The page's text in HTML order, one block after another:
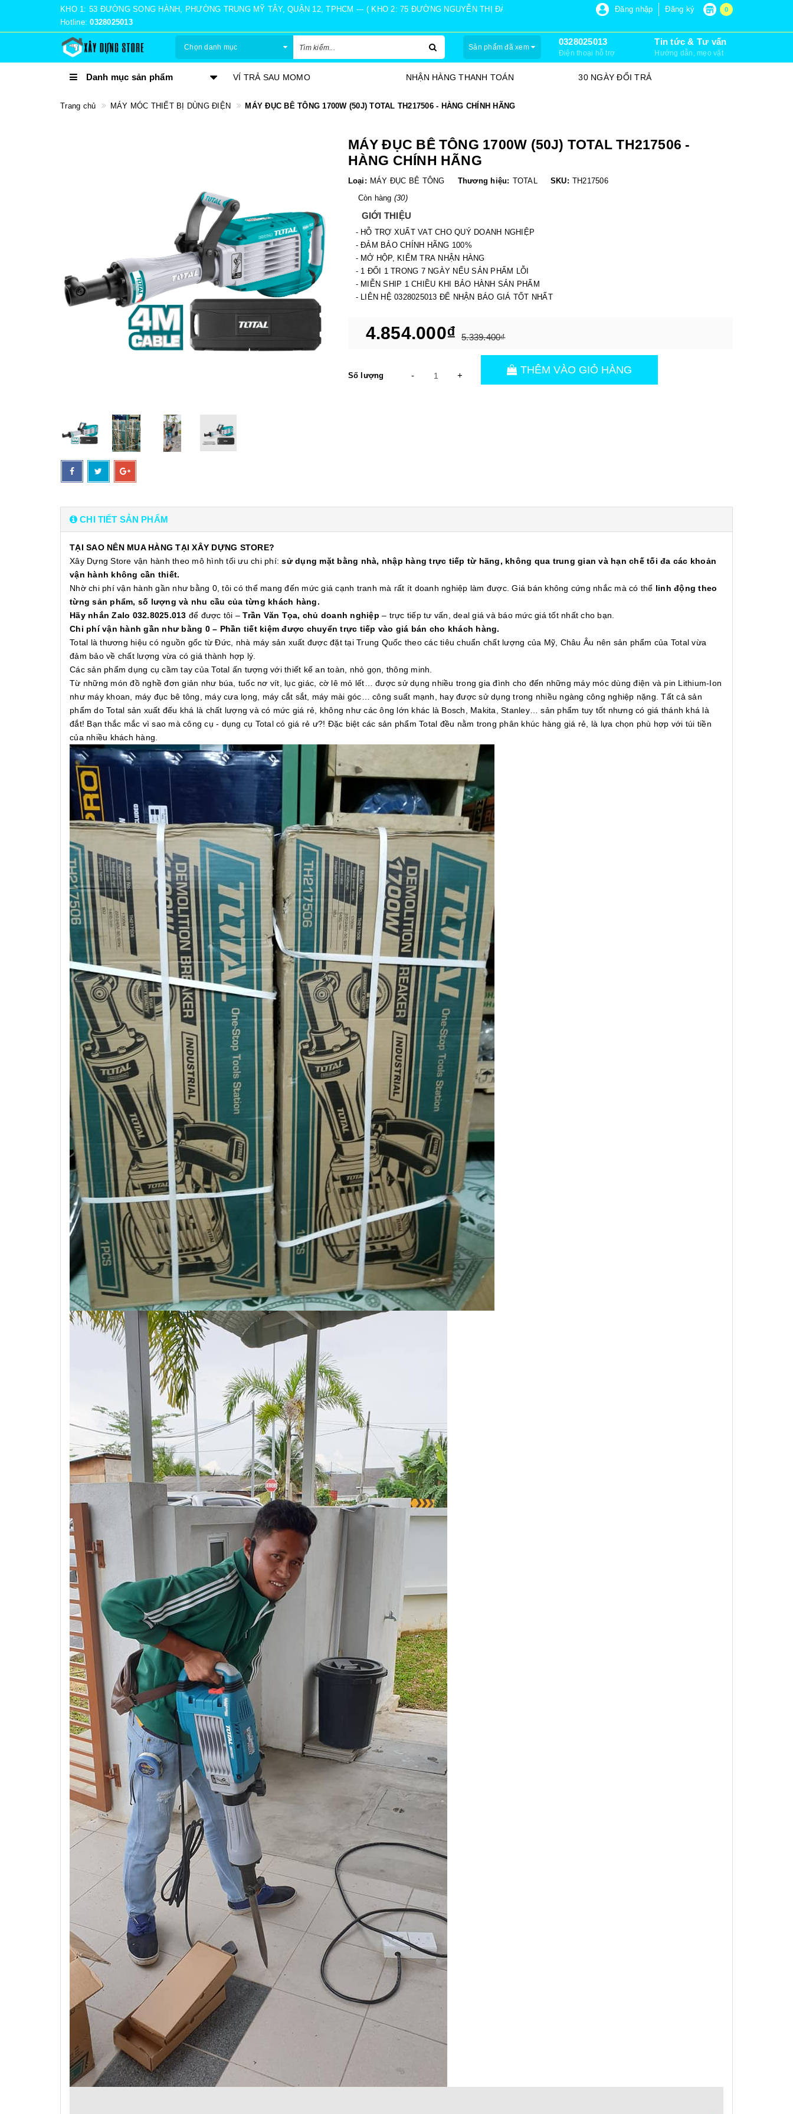
KHO 1: 53 ĐƯỜNG SONG HÀNH, PHƯỜNG TRUNG MỸ TÂY, QUẬN 12, TPHCM --- ( KHO 2: 75 ĐƯỜNG NGUYỄN THỊ ĐÀNH, ẤP 6, XUÂN THỚI SƠN, HÓC MÔN)
Hotline:0328025013
0
Đăng nhập Đăng ký
Chọn danh mục Sản phẩm đã xem
0328025013
Điện thoại hỗ trợ
Tin tức & Tư vấn
Hướng dẫn, mẹo vặt
Danh mục sản phẩm
TRẢ GÓP 0% VÍ TRẢ SAU MOMO NHẬN HÀNG THANH TOÁN 30 NGÀY ĐỔI TRẢ
Trang chủ MÁY MÓC THIẾT BỊ DÙNG ĐIỆN MÁY ĐỤC BÊ TÔNG 1700W (50J) TOTAL TH217506 - HÀNG CHÍNH HÃNG
MÁY ĐỤC BÊ TÔNG 1700W (50J) TOTAL TH217506 -
HÀNG CHÍNH HÃNG
Loại: MÁY ĐỤC BÊ TÔNG Thương hiệu: TOTAL SKU: TH217506
Còn hàng (30)
GIỚI THIỆU
- HỖ TRỢ XUẤT VAT CHO QUÝ DOANH NGHIỆP
- ĐẢM BẢO CHÍNH HÃNG 100%
- MỞ HỘP, KIỂM TRA NHẬN HÀNG
- 1 ĐỔI 1 TRONG 7 NGÀY NẾU SẢN PHẨM LỖI
- MIỄN SHIP 1 CHIỀU KHI BẢO HÀNH SẢN PHẨM
- LIÊN HỆ 0328025013 ĐỂ NHẬN BÁO GIÁ TỐT NHẤT
4.854.000₫ 5.339.400₫
Số lượng - + THÊM VÀO GIỎ HÀNG
CHI TIẾT SẢN PHẨM
TẠI SAO NÊN MUA HÀNG TẠI XÂY DỰNG STORE?
Xây Dựng Store vận hành theo mô hình tối ưu chi phí:sử dụng mặt bằng nhà, nhập hàng trực tiếp từ hãng, không qua trung gian và hạn chế tối đa các khoản
vận hành không cần thiết.
Nhờ chi phí vận hành gần như bằng 0, tôi có thể mang đến mức giá cạnh tranh mà rất ít doanh nghiệp làm được. Giá bán không cứng nhắc mà có thể linh động theo
từng sản phẩm, số lượng và nhu cầu của từng khách hàng.
Hãy nhắn Zalo 032.8025.013 để được tôi –Trần Văn Tọa, chủ doanh nghiệp – trực tiếp tư vấn, deal giá và báo mức giá tốt nhất cho bạn.
Chi phí vận hành gần như bằng 0 – Phần tiết kiệm được chuyển trực tiếp vào giá bán cho khách hàng.
Total là thương hiệu có nguồn gốc từ Đức, nhà máy sản xuất được đặt tại Trung Quốc theo các tiêu chuẩn chất lượng của Mỹ, Châu Âu nên sản phẩm của Total vừa
đảm bảo về chất lượng vừa có giá thành hợp lý.
Các sản phẩm dụng cụ cầm tay của Total ấn tượng với thiết kế an toàn, nhỏ gọn, thông minh.
Từ những món đồ nghề đơn giản như búa, tuốc nơ vít, lục giác, cờ lê mỏ lết… được sử dụng nhiều trong gia đình cho đến những máy móc dùng điện và pin Lithium-Ion
như máy khoan, máy đục bê tông, máy cưa lọng, máy cắt sắt, máy mài góc… công suất mạnh, hay được sử dụng trong nhiều ngàng công nghiệp nặng. Tất cả sản
phẩm do Total sản xuất đếu khá là chất lượng và có mức giá rẻ, không như các ông lớn khác là Bosch, Makita, Stanley… sản phẩm tuy tốt nhưng có giá thánh khá là
đắt! Bạn thắc mắc vì sao mà công cụ - dụng cụ Total có giá rẻ ư?! Đặc biệt các sản phẩm Total đều nằm trong phân khúc hàng giá rẻ, là lựa chọn phù hợp với túi tiền
của nhiều khách hàng.